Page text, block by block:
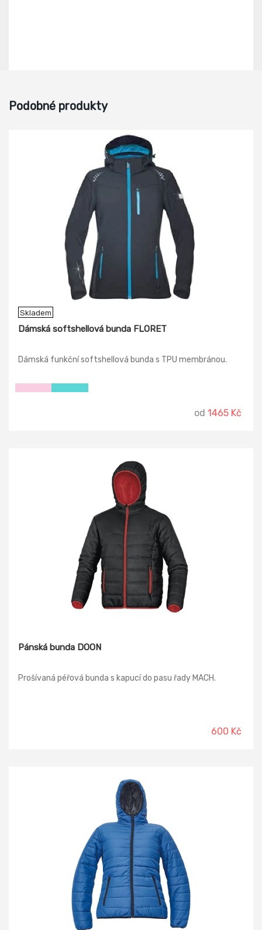
Podobné produkty
Skladem
Dámská softshellová bunda FLORET
Dámská funkční softshellová bunda s TPU membránou.
od 1465 Kč
Pánská bunda DOON
Prošívaná péřová bunda s kapucí do pasu řady MACH.
600 Kč